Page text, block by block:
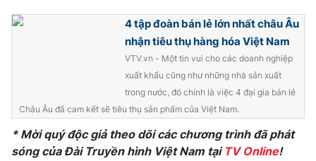
Thị trường
Lịch phát sóng
Podcast
Photo Infographic
4 tập đoàn bán lẻ lớn nhất châu Âu
nhận tiêu thụ hàng hóa Việt Nam
VTV.vn - Một tin vui cho các doanh nghiệp
xuất khẩu cũng như những nhà sản xuất
trong nước, đó chính là việc 4 đại gia bán lẻ
Châu Âu đã cam kết sẽ tiêu thụ sản phẩm của Việt Nam.
* Mời quý độc giả theo dõi các chương trình đã phát
sóng của Đài Truyền hình Việt Nam tại TV Online!